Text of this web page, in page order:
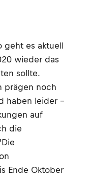
geht es aktuell
wieder das
sollte.
prägen noch
haben leider –
auf
die
Ende Oktober